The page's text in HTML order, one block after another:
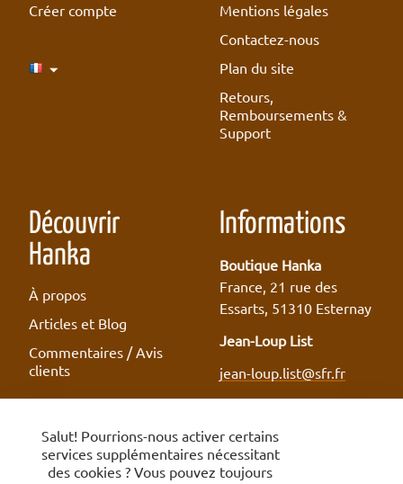
Créer compte
Mentions légales
Contactez-nous
Plan du site
Retours,
Remboursements &
Support
Découvrir
Hanka
À propos
Articles et Blog
Commentaires / Avis
clients
Informations
Boutique Hanka
France, 21 rue des
Essarts, 51310 Esternay
Jean-Loup List
jean-loup.list@sfr.fr
Conditions Vendeurs
Salut! Pourrions-nous activer certains
services supplémentaires nécessitant
des cookies ? Vous pouvez toujours